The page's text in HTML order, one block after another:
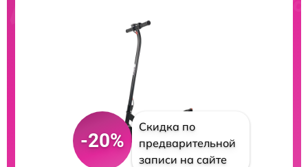
-20%
Скидка по
предварительной
записи на сайте